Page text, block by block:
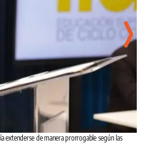
extenderse de manera prorrogable según las